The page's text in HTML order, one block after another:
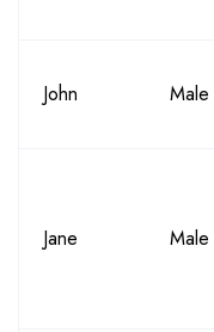
John Male
Jane Male